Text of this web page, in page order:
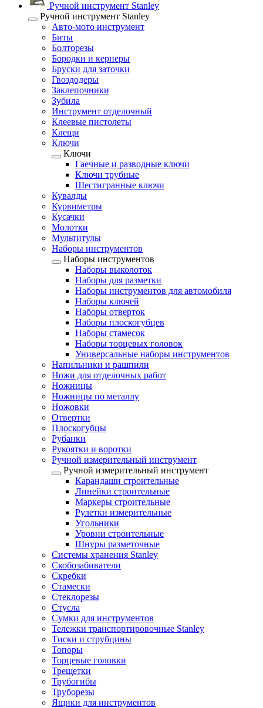
Ручной инструмент Stanley
Ручной инструмент Stanley
Авто-мото инструмент
Биты
Болторезы
Бородки и кернеры
Бруски для заточки
Гвоздодеры
Заклепочники
Зубила
Инструмент отделочный
Клеевые пистолеты
Клещи
Ключи
Ключи
Гаечные и разводные ключи
Ключи трубные
Шестигранные ключи
Кувалды
Курвиметры
Кусачки
Молотки
Мультитулы
Наборы инструментов
Наборы инструментов
Наборы выколоток
Наборы для разметки
Наборы инструментов для автомобиля
Наборы ключей
Наборы отверток
Наборы плоскогубцев
Наборы стамесок
Наборы торцевых головок
Универсальные наборы инструментов
Напильники и рашпили
Ножи для отделочных работ
Ножницы
Ножницы по металлу
Ножовки
Отвертки
Плоскогубцы
Рубанки
Рукоятки и воротки
Ручной измерительный инструмент
Ручной измерительный инструмент
Карандаши строительные
Линейки строительные
Маркеры строительные
Рулетки измерительные
Угольники
Уровни строительные
Шнуры разметочные
Системы хранения Stanley
Скобозабиватели
Скребки
Стамески
Стеклорезы
Стусла
Сумки для инструментов
Тележки транспортировочные Stanley
Тиски и струбцины
Топоры
Торцевые головки
Трещетки
Трубогибы
Труборезы
Ящики для инструментов